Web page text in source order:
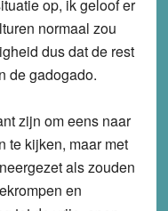
op, ik geloof er
normaal zou
dus dat de rest
de gadogado.
zijn om eens naar
te kijken, maar met
als zouden
en